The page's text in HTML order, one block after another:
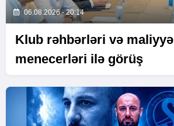
06.08.2026 - 20:14
Klub rəhbərləri və maliyyə
menecerləri ilə görüş